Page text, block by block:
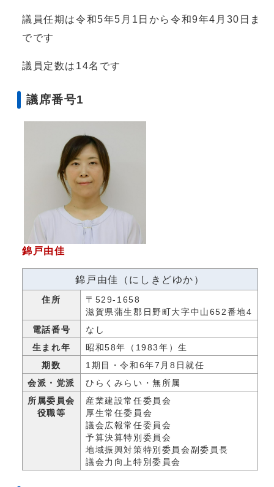
議員任期は令和5年5月1日から令和9年4月30日ま
でです
議員定数は14名です
議席番号1
錦戸由佳
錦戸由佳（にしきどゆか）
住所
〒529-1658
滋賀県蒲生郡日野町大字中山652番地4
電話番号
なし
生まれ年
昭和58年（1983年）生
期数
1期目・令和6年7月8日就任
会派・党派
ひらくみらい・無所属
所属委員会
役職等
産業建設常任委員会
厚生常任委員会
議会広報常任委員会
予算決算特別委員会
地域振興対策特別委員会副委員長
議会力向上特別委員会